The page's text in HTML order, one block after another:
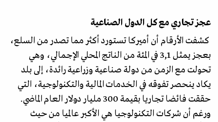
عجز تجاري مع كل الدول الصناعية
كشفت الأرقام أن أميركا تستورد أكثر مما تصدر من السلع،
بعجز يمثل 3,1 في المئة من الناتج المحلي الإجمالي، وهي
تحولت مع الزمن من دولة صناعية وزراعية رائدة، إلى بلد
يكاد ينحصر تفوقه في الخدمات المالية والتكنولوجية، التي
حققت فائضا تجاريا بقيمة 300 مليار دولار العام الماضي.
ورغم أن شركات التكنولوجيا هي الأكبر عالميا من حيث